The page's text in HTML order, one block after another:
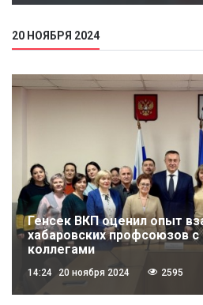
20 НОЯБРЯ 2024
Генсек ВКП оценил опыт
хабаровских профсоюзов с
коллегами
14:24 20 ноября 2024 2595